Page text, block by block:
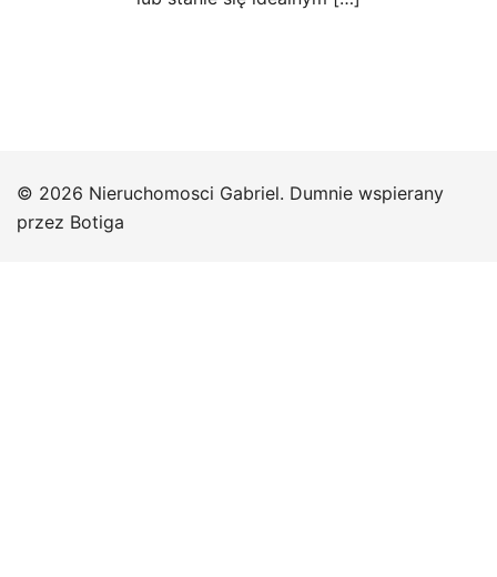
© 2026 Nieruchomosci Gabriel. Dumnie wspierany
przez Botiga